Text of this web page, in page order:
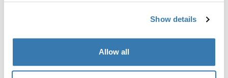
Show details
Allow all